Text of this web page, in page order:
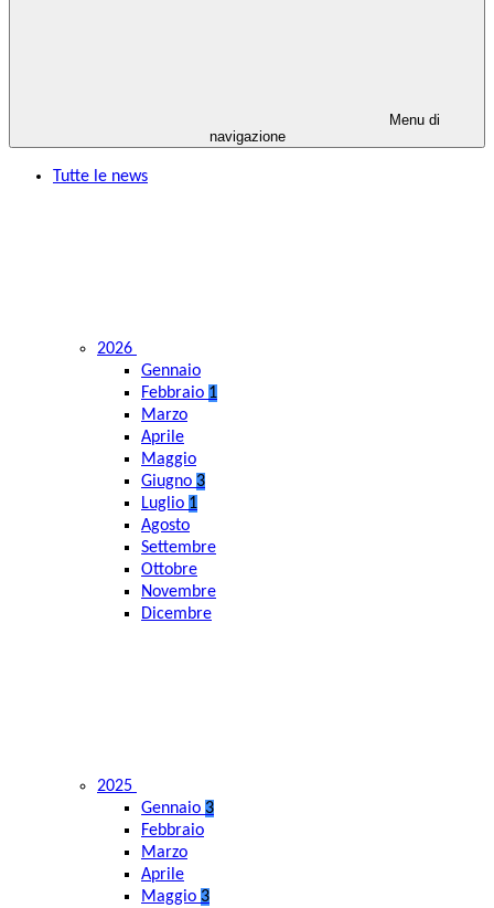
Menu di
navigazione
Tutte le news
2026
Gennaio
Febbraio 1
Marzo
Aprile
Maggio
Giugno 3
Luglio 1
Agosto
Settembre
Ottobre
Novembre
Dicembre
2025
Gennaio 3
Febbraio
Marzo
Aprile
Maggio 3